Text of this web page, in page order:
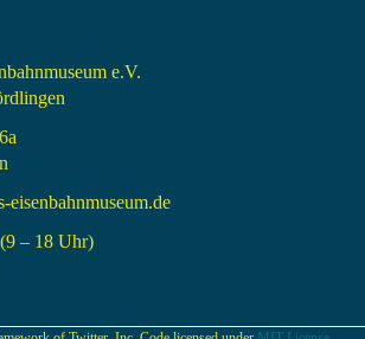
e.V.
eisenbahnmuseum.de
– 18 Uhr)